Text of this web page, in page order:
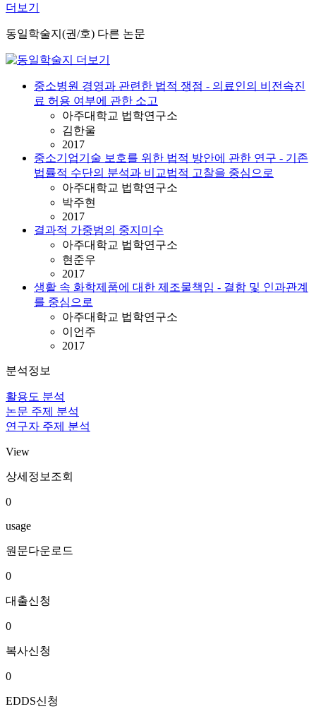
더보기
동일학술지(권/호) 다른 논문
중소병원 경영과 관련한 법적 쟁점 - 의료인의 비전속진
료 허용 여부에 관한 소고
아주대학교 법학연구소
김한울
2017
중소기업기술 보호를 위한 법적 방안에 관한 연구 - 기존
법률적 수단의 분석과 비교법적 고찰을 중심으로
아주대학교 법학연구소
박주현
2017
결과적 가중범의 중지미수
아주대학교 법학연구소
현준우
2017
생활 속 화학제품에 대한 제조물책임 - 결함 및 인과관계
를 중심으로
아주대학교 법학연구소
이언주
2017
분석정보
활용도 분석
논문 주제 분석
연구자 주제 분석
View
상세정보조회
0
usage
원문다운로드
0
대출신청
0
복사신청
0
EDDS신청